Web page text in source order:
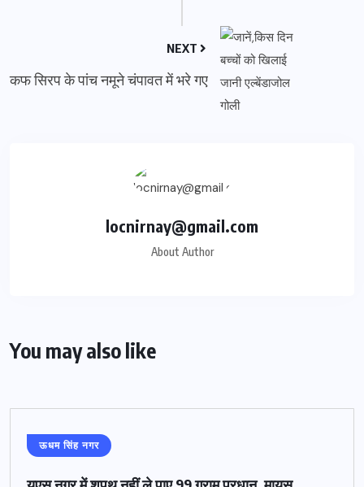
NEXT
कफ सिरप के पांच नमूने चंपावत में भरे गए
locnirnay@gmail.com
About Author
You may also like
ऊधम सिंह नगर